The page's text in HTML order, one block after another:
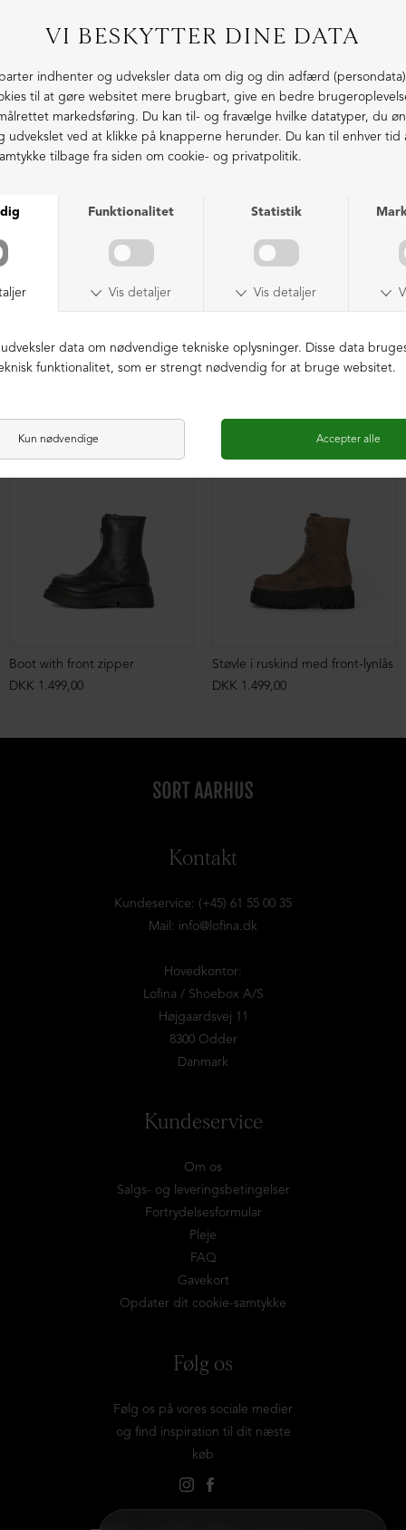
Sko med snøre (2. sortering)
Støvle med front-lynlås
Boot with front zipper
DKK 1.499,00
Støvle i ruskind med front-lynlås
DKK 1.499,00
Kontakt
Kundeservice: (+45) 61 55 00 35
Mail: info@lofina.dk
Hovedkontor:
Lofina / Shoebox A/S
Højgaardsvej 11
8300 Odder
Danmark
Kundeservice
Om os
Salgs- og leveringsbetingelser
Fortrydelsesformular
Pleje
FAQ
Gavekort
Opdater dit cookie-samtykke
Følg os
Følg os på vores sociale medier
og find inspiration til dit næste
køb